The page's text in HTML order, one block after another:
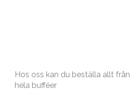
Hos oss kan du beställa allt
hela bufféer